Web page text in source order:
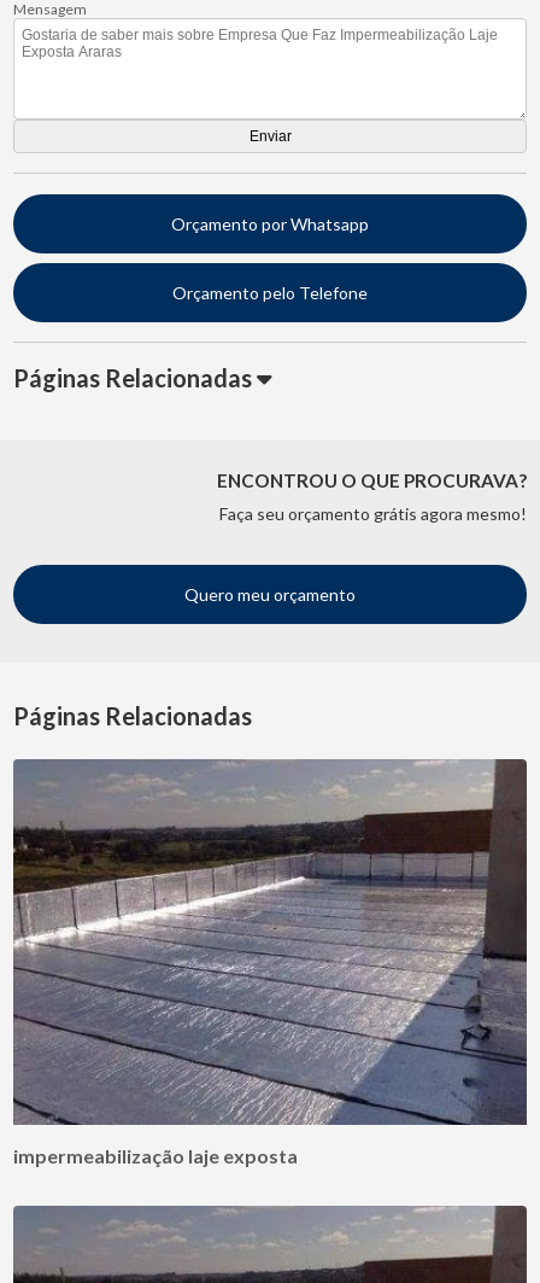
Mensagem
Orçamento por Whatsapp
Orçamento pelo Telefone
Páginas Relacionadas
ENCONTROU O QUE PROCURAVA?
Faça seu orçamento grátis agora mesmo!
Quero meu orçamento
Páginas Relacionadas
impermeabilização laje exposta